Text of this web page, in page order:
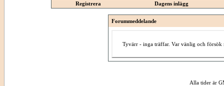
Registrera Dagens inlägg
Forummeddelande
Tyvärr - inga träffar. Var vänlig och försök
Alla tider är